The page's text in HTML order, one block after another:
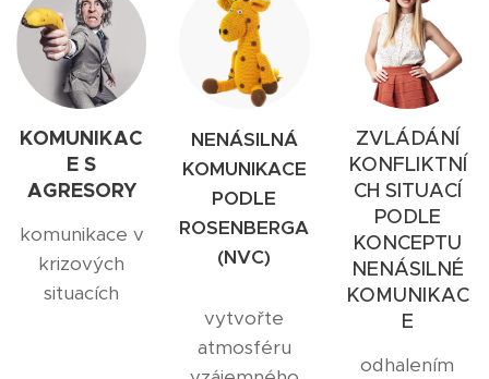
KOMUNIKAC
E S
AGRESORY
komunikace v
krizových
situacích
NENÁSILNÁ
KOMUNIKACE
PODLE
ROSENBERGA
(NVC)
vytvořte
atmosféru
ZVLÁDÁNÍ
KONFLIKTNÍ
CH SITUACÍ
PODLE
KONCEPTU
NENÁSILNÉ
KOMUNIKAC
E
odhalením